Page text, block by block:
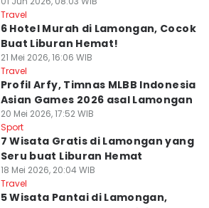
Travel
6 Hotel Murah di Lamongan, Cocok
Buat Liburan Hemat!
21 Mei 2026, 16:06 WIB
Travel
Profil Arfy, Timnas MLBB Indonesia
Asian Games 2026 asal Lamongan
20 Mei 2026, 17:52 WIB
Sport
7 Wisata Gratis di Lamongan yang
Seru buat Liburan Hemat
18 Mei 2026, 20:04 WIB
Travel
5 Wisata Pantai di Lamongan,